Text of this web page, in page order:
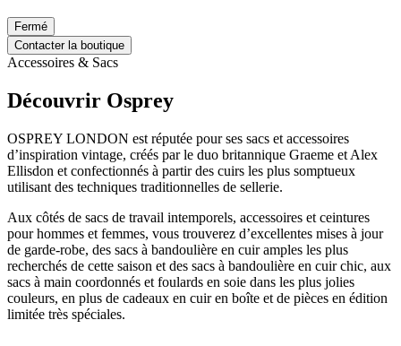
Fermé
Contacter la boutique
Accessoires & Sacs
Découvrir Osprey
OSPREY LONDON est réputée pour ses sacs et accessoires
d’inspiration vintage, créés par le duo britannique Graeme et Alex
Ellisdon et confectionnés à partir des cuirs les plus somptueux
utilisant des techniques traditionnelles de sellerie.
Aux côtés de sacs de travail intemporels, accessoires et ceintures
pour hommes et femmes, vous trouverez d’excellentes mises à jour
de garde-robe, des sacs à bandoulière en cuir amples les plus
recherchés de cette saison et des sacs à bandoulière en cuir chic, aux
sacs à main coordonnés et foulards en soie dans les plus jolies
couleurs, en plus de cadeaux en cuir en boîte et de pièces en édition
limitée très spéciales.